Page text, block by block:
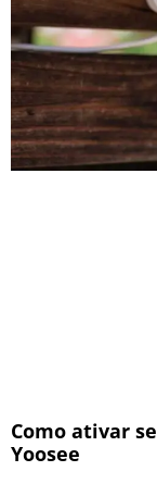
Como ativar
Yoosee